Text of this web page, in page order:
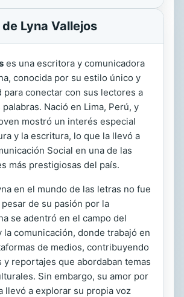
Lyna Vallejos
es una escritora y comunicadora
conocida por su estilo único y
para conectar con sus lectores a
Nació en Lima, Perú, y
mostró un interés especial
y la escritura, lo que la llevó a
Social en una de las
más prestigiosas del país.
en el mundo de las letras no fue
de su pasión por la
se adentró en el campo del
la comunicación, donde trabajó en
de medios, contribuyendo
y reportajes que abordaban temas
Sin embargo, su amor por
llevó a explorar su propia voz